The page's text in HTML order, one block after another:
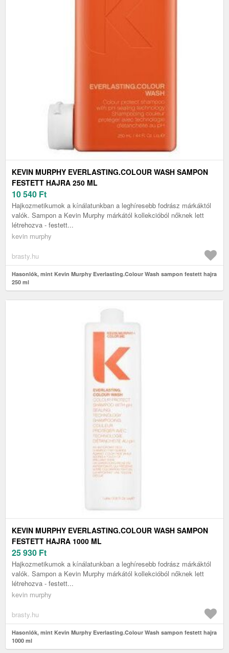
KEVIN MURPHY EVERLASTING.COLOUR WASH SAMPON
FESTETT HAJRA 250 ML
10 540 Ft
Hajkozmetikumok a kínálatunkban a leghíresebb fodrász márkáktól
valók. Sampon a Kevin Murphy márkától kollekcióból nőknek lett
létrehozva - festett...
kevin murphy
brasty.hu
Hasonlók, mint Kevin Murphy Everlasting.Colour Wash sampon festett hajra
250 ml
KEVIN MURPHY EVERLASTING.COLOUR WASH SAMPON
FESTETT HAJRA 1000 ML
25 930 Ft
Hajkozmetikumok a kínálatunkban a leghíresebb fodrász márkáktól
valók. Sampon a Kevin Murphy márkától kollekcióból nőknek lett
létrehozva - festett...
kevin murphy
brasty.hu
Hasonlók, mint Kevin Murphy Everlasting.Colour Wash sampon festett hajra
1000 ml